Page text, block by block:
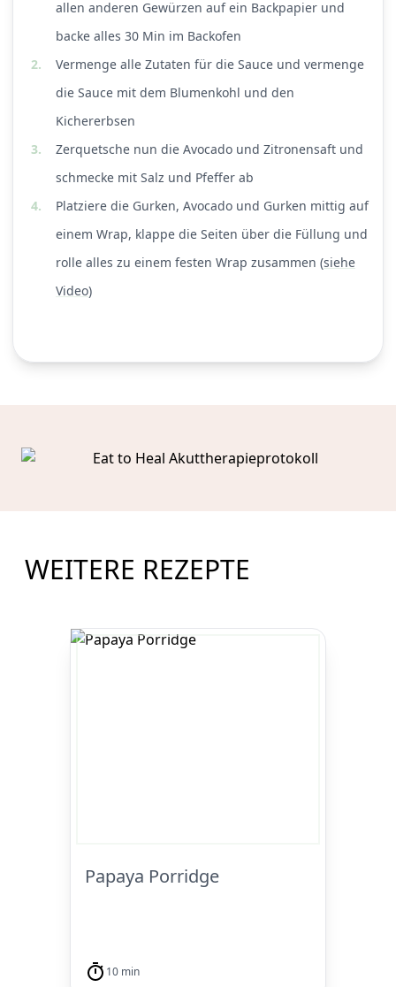
allen anderen Gewürzen auf ein Backpapier und
backe alles 30 Min im Backofen
2.
Vermenge alle Zutaten für die Sauce und vermenge
die Sauce mit dem Blumenkohl und den
Kichererbsen
3.
Zerquetsche nun die Avocado und Zitronensaft und
schmecke mit Salz und Pfeffer ab
4.
Platziere die Gurken, Avocado und Gurken mittig auf
einem Wrap, klappe die Seiten über die Füllung und
rolle alles zu einem festen Wrap zusammen (siehe
Video)
WEITERE REZEPTE
Papaya Porridge
10 min